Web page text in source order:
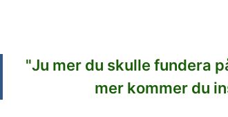
"Ju mer du skulle fundera
mer kommer du